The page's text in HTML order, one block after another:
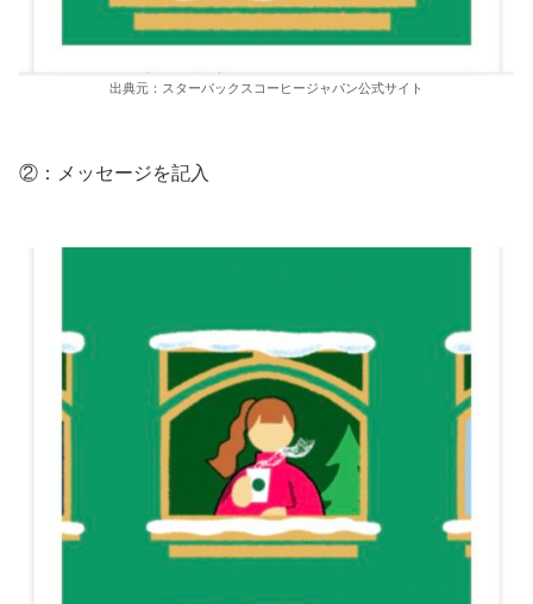
出典元：スターバックスコーヒージャパン公式サイト
②：メッセージを記入